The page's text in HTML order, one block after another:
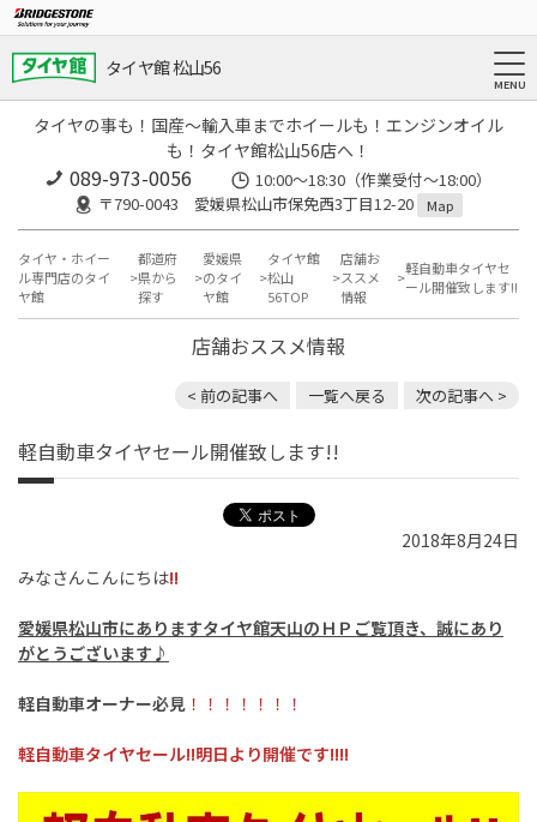
タイヤ館 松山56
タイヤの事も！国産～輸入車までホイールも！エンジンオイル
も！タイヤ館松山56店へ！
089-973-0056
10:00～18:30（作業受付～18:00）
〒790-0043 愛媛県松山市保免西3丁目12-20
Map
タイヤ・ホイー
ル専門店のタイ
ヤ館
都道府
県から
探す
愛媛県
のタイ
ヤ館
タイヤ館
松山
56TOP
店舗お
ススメ
情報
軽自動車タイヤセ
ール開催致します!!
店舗おススメ情報
< 前の記事へ 一覧へ戻る 次の記事へ >
軽自動車タイヤセール開催致します!!
2018年8月24日
みなさんこんにちは!!
愛媛県松山市にありますタイヤ館天山のＨＰご覧頂き、誠にあり
がとうございます♪
軽自動車オーナー必見 ！！！！！！！
軽自動車タイヤセール!!明日より開催です!!!!